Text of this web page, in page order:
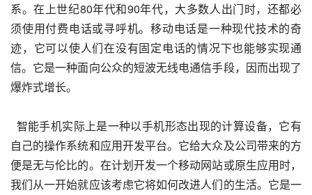
系。在上世纪80年代和90年代，大多数人出门时，还都必
须使用付费电话或寻呼机。移动电话是一种现代技术的奇
迹，它可以使人们在没有固定电话的情况下也能够实现通
信。它是一种面向公众的短波无线电通信手段，因而出现了
爆炸式增长。
自己的操作系统和应用开发平台。它给大众及公司带来的方
便是无与伦比的。在计划开发一个移动网站或原生应用时，
我们从一开始就应该考虑它将如何改进人们的生活。它是一